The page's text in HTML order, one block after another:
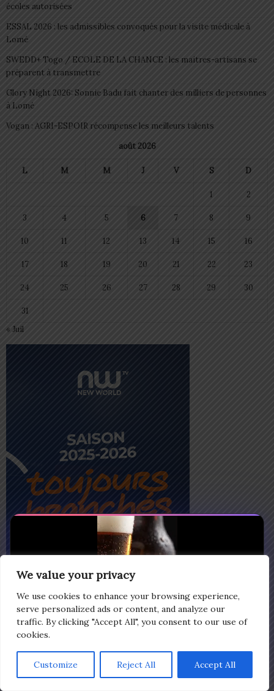
We value your privacy
We use cookies to enhance your browsing experience,
serve personalized ads or content, and analyze our
traffic. By clicking "Accept All", you consent to our use of
cookies.
Customize Reject All Accept All
écoles autorisées
ESSAL 2026 : les admissibles convoqués pour la visite médicale à
Lomé
SWEDD+ Togo / ECOLE DE LA CHANCE : les maitres-artisans se
préparent à transmettre
Glory Night 2026: Sonnie Badu fait chanter des milliers de personnes
à Lomé
Vogan : AGRI-ESPOIR récompense les meilleurs talents
août 2026
L M M J V S D
1 2
3 4 5 6 7 8 9
10 11 12 13 14 15 16
17 18 19 20 21 22 23
24 25 26 27 28 29 30
31
« Juil
0:10